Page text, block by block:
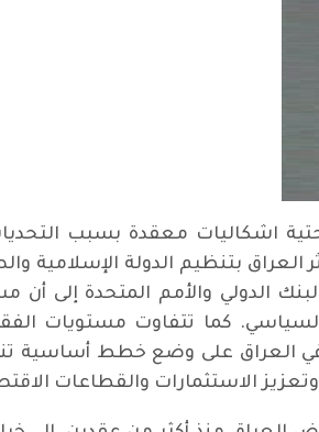
اشكاليات معقدة بسبب
في البلاد لأجل المصالح. في الفترة التي سبقت 2021، تأثر
الدولي والأمم المتحدة إلى أن
كما تتفاوت مستويات
في العراق على وضع خطط أساسية
الاستثمارات والقطاعات